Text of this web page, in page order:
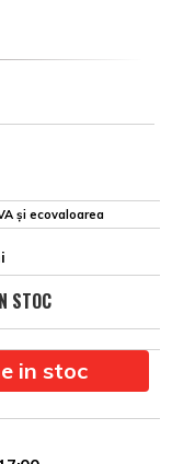
și ecovaloarea
STOC
in stoc